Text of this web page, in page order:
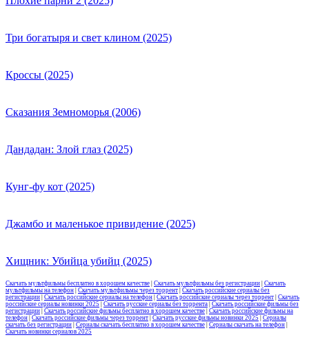
Три богатыря и свет клином (2025)
Кроссы (2025)
Сказания Земноморья (2006)
Дандадан: Злой глаз (2025)
Кунг-фу кот (2025)
Джамбо и маленькое привидение (2025)
Хищник: Убийца убийц (2025)
Скачать мультфильмы бесплатно в хорошем качестве Скачать мультфильмы без регистрации Скачать
мультфильмы на телефон Скачать мультфильмы через торрент Скачать российские сериалы без
регистрации Скачать российские сериалы на телефон Скачать российские сериалы через торрент Скачать
российские сериалы новинки 2025
Скачать русские сериалы без торрента Скачать российские фильмы без
регистрации Скачать российские фильмы бесплатно в хорошем качестве Скачать российские фильмы на
телефон Скачать российские фильмы через торрент Скачать русские фильмы новинки 2025
Сериалы
скачать без регистрации Сериалы скачать бесплатно в хорошем качестве Сериалы скачать на телефон
Скачать новинки сериалов 2025